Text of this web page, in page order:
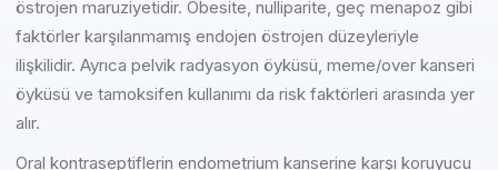
östrojen maruziyetidir. Obesite, nulliparite, geç menapoz gibi
faktörler karşılanmamış endojen östrojen düzeyleriyle
ilişkilidir. Ayrıca pelvik radyasyon öyküsü, meme/over kanseri
öyküsü ve tamoksifen kullanımı da risk faktörleri arasında yer
alır.
Oral kontraseptiflerin endometrium kanserine karşı koruyucu